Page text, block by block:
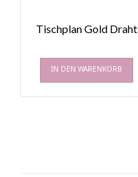
Tischplan Gold Draht
IN DEN WARENKORB